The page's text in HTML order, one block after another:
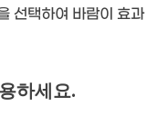
선택하여 바람이 효과
하세요.